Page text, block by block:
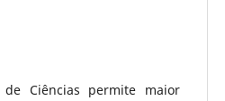
Ciências permite maior